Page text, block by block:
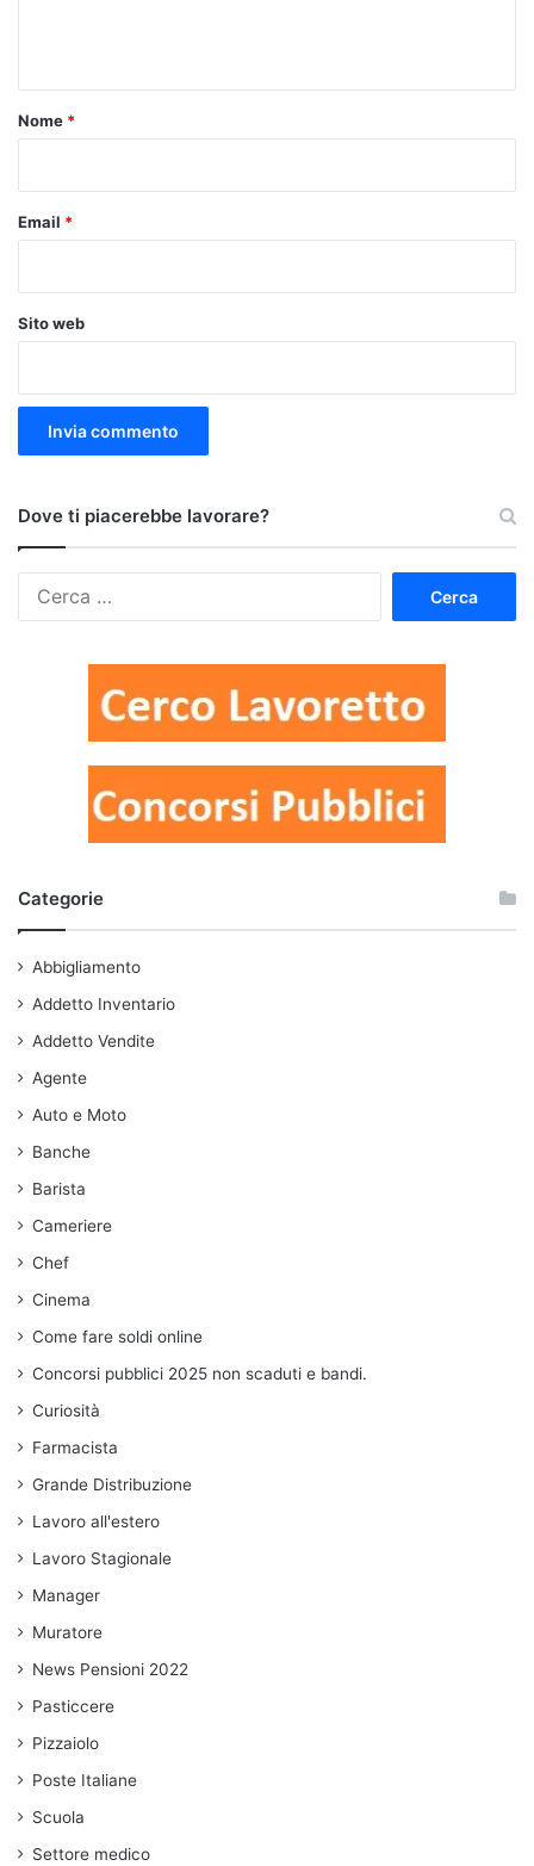
o
Nome *
Email *
Sito web
Dove ti piacerebbe lavorare?
Categorie
Abbigliamento
Addetto Inventario
Addetto Vendite
Agente
Auto e Moto
Banche
Barista
Cameriere
Chef
Cinema
Come fare soldi online
Concorsi pubblici 2025 non scaduti e bandi.
Curiosità
Farmacista
Grande Distribuzione
Lavoro all'estero
Lavoro Stagionale
Manager
Muratore
News Pensioni 2022
Pasticcere
Pizzaiolo
Poste Italiane
Scuola
Settore medico